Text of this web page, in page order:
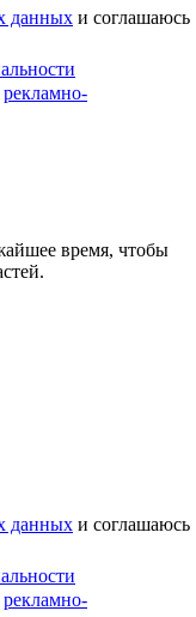
данных и соглашаюсь
рекламно-
время, чтобы
данных и соглашаюсь
рекламно-